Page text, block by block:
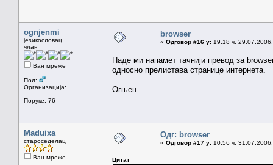
ognjenmi
језикословац
члан
Ван мреже
Пол:
Организација:
Поруке: 76
browser
« Одговор #16 у: 19.18 ч.
Паде ми напамет тачнији превод за
односно прелистава странице интернета.
Огњен
Maduixa
староседелац
Ван мреже
Одг: browser
« Одговор #17 у: 10.56 ч.
Цитат